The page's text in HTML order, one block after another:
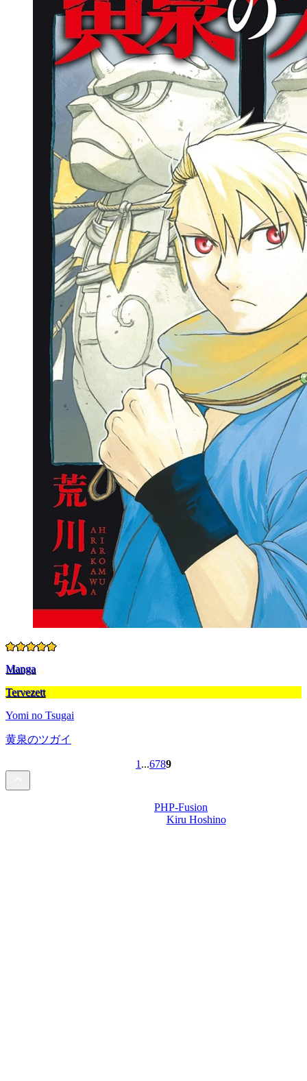
Manga
Tervezett
Yomi no Tsugai
黄泉のツガイ
1 ...6789
PHP-Fusion
Kiru Hoshino